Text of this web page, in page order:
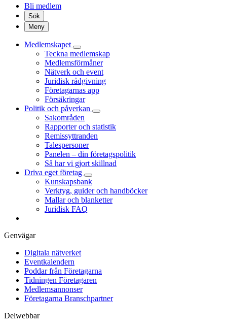
Bli medlem
Sök
Meny
Medlemskapet
Teckna medlemskap
Medlemsförmåner
Nätverk och event
Juridisk rådgivning
Företagarnas app
Försäkringar
Politik och påverkan
Sakområden
Rapporter och statistik
Remissyttranden
Talespersoner
Panelen – din företagspolitik
Så har vi gjort skillnad
Driva eget företag
Kunskapsbank
Verktyg, guider och handböcker
Mallar och blanketter
Juridisk FAQ
Genvägar
Digitala nätverket
Eventkalendern
Poddar från Företagarna
Tidningen Företagaren
Medlemsannonser
Företagarna Branschpartner
Delwebbar